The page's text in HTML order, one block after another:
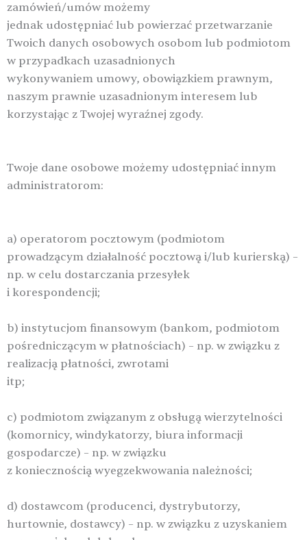
zamówień/umów możemy
jednak udostępniać lub powierzać przetwarzanie
Twoich danych osobowych osobom lub podmiotom
w przypadkach uzasadnionych
wykonywaniem umowy, obowiązkiem prawnym,
naszym prawnie uzasadnionym interesem lub
korzystając z Twojej wyraźnej zgody.
Twoje dane osobowe możemy udostępniać innym
administratorom:
a) operatorom pocztowym (podmiotom
prowadzącym działalność pocztową i/lub kurierską) –
np. w celu dostarczania przesyłek
i korespondencji;
b) instytucjom finansowym (bankom, podmiotom
pośredniczącym w płatnościach) – np. w związku z
realizacją płatności, zwrotami
itp;
c) podmiotom związanym z obsługą wierzytelności
(komornicy, windykatorzy, biura informacji
gospodarcze) – np. w związku
z koniecznością wyegzekwowania należności;
d) dostawcom (producenci, dystrybutorzy,
hurtownie, dostawcy) – np. w związku z uzyskaniem